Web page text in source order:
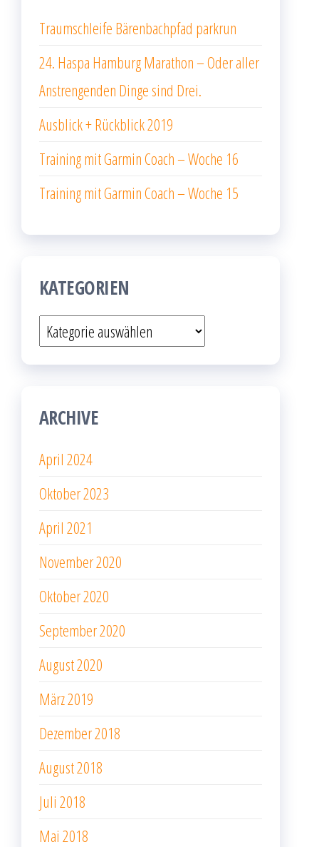
Traumschleife Bärenbachpfad parkrun
24. Haspa Hamburg Marathon – Oder aller
Anstrengenden Dinge sind Drei.
Ausblick + Rückblick 2019
Training mit Garmin Coach – Woche 16
Training mit Garmin Coach – Woche 15
KATEGORIEN
Kategorien
ARCHIVE
April 2024
Oktober 2023
April 2021
November 2020
Oktober 2020
September 2020
August 2020
März 2019
Dezember 2018
August 2018
Juli 2018
Mai 2018